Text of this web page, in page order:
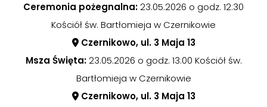
Ceremonia pożegnalna:23.05.2026 o godz. 12:30
Kościół św. Bartłomieja w Czernikowie
Czernikowo, ul. 3 Maja 13
Msza Święta:23.05.2026 o godz. 13:00 Kościół św.
Bartłomieja w Czernikowie
Czernikowo, ul. 3 Maja 13